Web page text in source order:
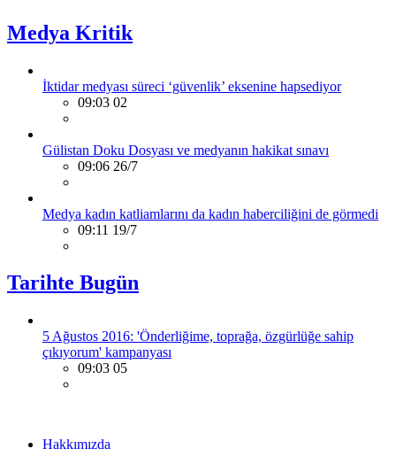
Medya Kritik
İktidar medyası süreci ‘güvenlik’ eksenine hapsediyor
09:03 02
Gülistan Doku Dosyası ve medyanın hakikat sınavı
09:06 26/7
Medya kadın katliamlarını da kadın haberciliğini de görmedi
09:11 19/7
Tarihte Bugün
5 Ağustos 2016: 'Önderliğime, toprağa, özgürlüğe sahip
çıkıyorum' kampanyası
09:03 05
Hakkımızda